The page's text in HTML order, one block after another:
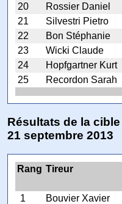
20
Rossier Daniel
21
Silvestri Pietro
22
Bon Stéphanie
23
Wicki Claude
24
Hopfgartner Kurt
25
Recordon Sarah
Résultats de la
21 septembre 2013
Rang Tireur
1 Bouvier Xavier